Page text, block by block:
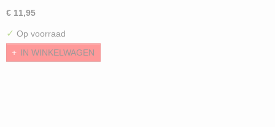
€ 11,95
✓ Op voorraad
IN WINKELWAGEN